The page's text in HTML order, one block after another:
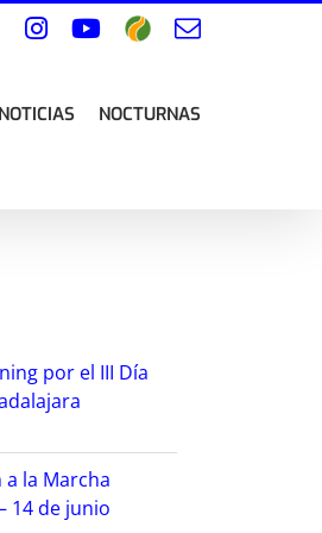
Facebook
Instagram
YouTube
WikilocCorreo
NOTICIAS NOCTURNAS
por el III Día
la Marcha
14 de junio